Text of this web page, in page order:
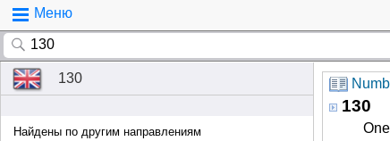
Меню
130
Найдены по другим направлениям
130